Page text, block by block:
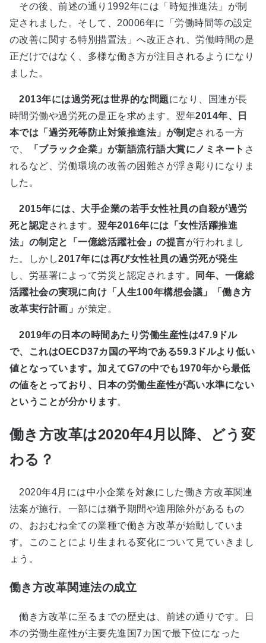
その後、前述の通り1992年には「時短推進法」が制
定されました。そして、20006年に「労働時間等の設定
の改善に関する特別措置法」へ改正され、労働時間の是
正だけではなく、多様な働き方が注目されるようになり
ました。
2013年には過労死は世界的な問題になり、国連が長
時間労働や過労死の是正を求めます。翌年2014年、日
本では「過労死等防止対策推進法」が制定される一方
で、
「ブラック企業」が新語流行語大賞にノミネート さ
れるなど、労働環境の改善の困難さが浮き彫りになりま
した。
2015年には、大手企業の若手女性社員の自殺が過労
死と認定 されます。 翌年2016年には「女性活躍推進
法」の制定と「一億総活躍社会」の提言が行われまし
た。しかし2017年には再び女性社員の過労死が発生
し、労基署によって労災と認定されます。
同年、一億総
活躍社会の実現に向け「人生100年構想会議」「働き方
改革実行計画」 が策定。
2019年の日本の時間あたり労働生産性は47.9ドル
で、これはOECD37カ国の平均である59.3ドルより低い
値となっています。加えてG7の中でも1970年から最低
の値をとっており、日本の労働生産性が高い水準にない
ということが分かります。
働き方改革は2020年4月以降、どう変
わる？
2020年4月には中小企業を対象にした働き方改革関連
法案が施行。一部には猶予期間や適用除外があるもの
の、おおむね全ての業種で働き方改革が始動していま
す。このことにより生まれる変化について見ていきまし
ょう。
働き方改革関連法の成立
働き方改革に至るまでの歴史は、前述の通りです。日
本の労働生産性が主要先進国7カ国で最下位になった